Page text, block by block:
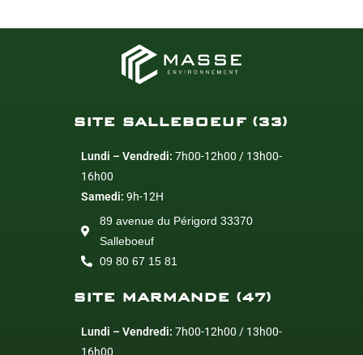
SITE SALLEBOEUF (33)
Lundi – Vendredi: 7h00-12h00 / 13h00-
16h00
Samedi: 9h-12H
89 avenue du Périgord 33370
Salleboeuf
09 80 67 15 81
SITE MARMANDE (47)
Lundi – Vendredi: 7h00-12h00 / 13h00-
16h00